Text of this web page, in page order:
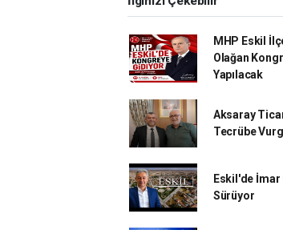
MHP Eskil
Olağan
Yapılacak
Aksaray
Tecrübe
Eskil'de İmar
Sürüyor